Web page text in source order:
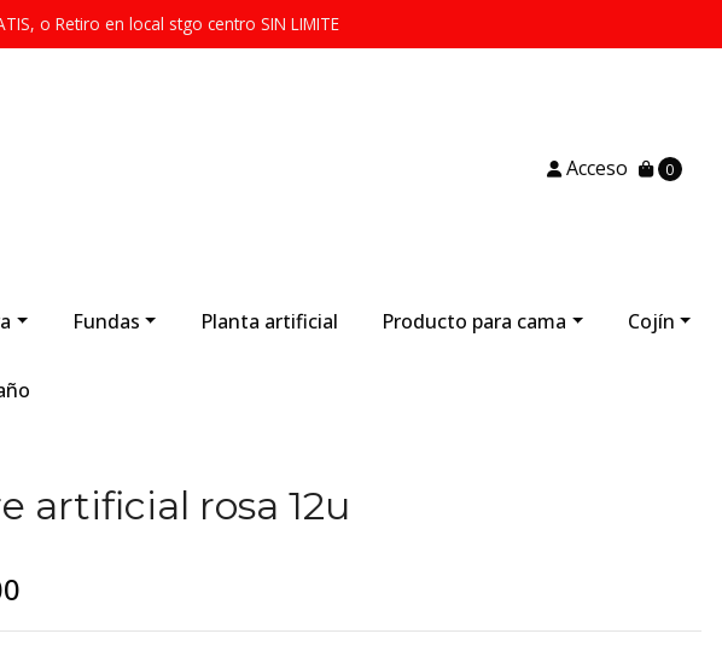
o Retiro en local stgo centro SIN LIMITE
Acceso 0
Fundas Planta artificial Producto para cama Cojín
artificial rosa 12u